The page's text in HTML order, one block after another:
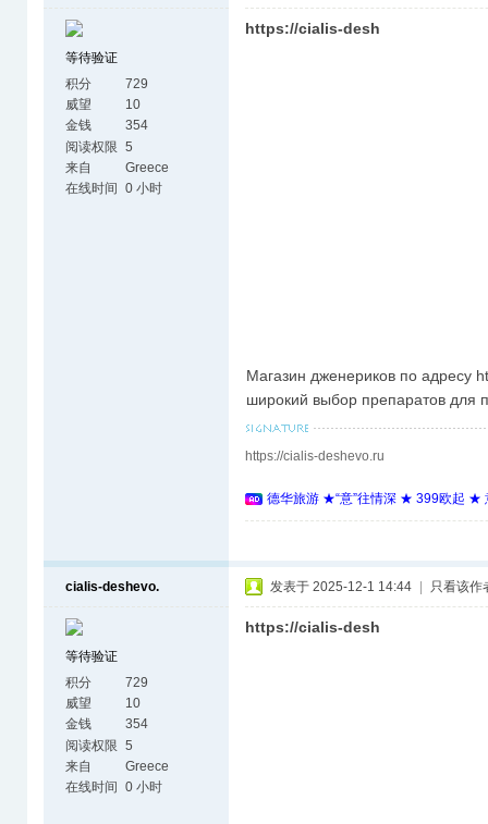
等待验证
积分
729
威望
10
金钱
354
阅读权限 5
来自
Greece
在线时间
0 小时
https://cialis-desh
Магазин дженериков по адресу
широкий выбор препаратов для
https://cialis-deshevo.ru
德华旅游 ★“意”往情深 ★ 399欧起 ★
cialis-deshevo.
等待验证
积分
729
威望
10
金钱
354
阅读权限 5
来自
Greece
在线时间
0 小时
发表于 2025-12-1 14:44 只看该作
https://cialis-desh